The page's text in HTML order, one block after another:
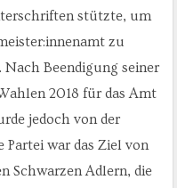
stützte, um
zu
Beendigung seiner
2018 für das Amt
jedoch von der
war das Ziel von
Schwarzen Adlern, die